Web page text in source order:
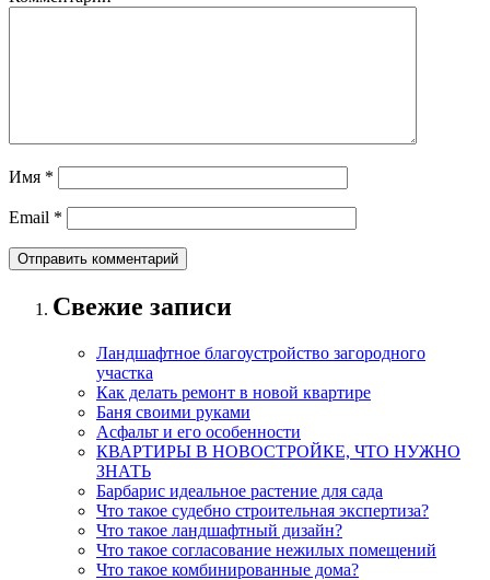
Имя *
Email *
Свежие записи
Ландшафтное благоустройство загородного
участка
Как делать ремонт в новой квартире
Баня своими руками
Асфальт и его особенности
КВАРТИРЫ В НОВОСТРОЙКЕ, ЧТО НУЖНО
ЗНАТЬ
Барбарис идеальное растение для сада
Что такое судебно строительная экспертиза?
Что такое ландшафтный дизайн?
Что такое согласование нежилых помещений
Что такое комбинированные дома?